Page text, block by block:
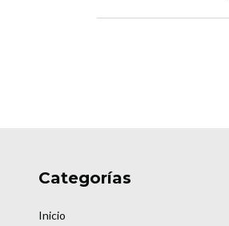
Categorías
Inicio